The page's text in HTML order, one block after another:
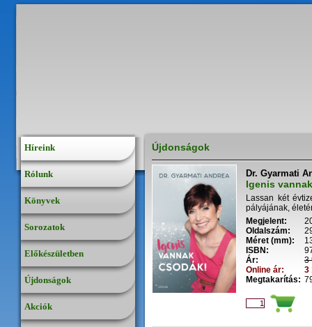
Híreink
Rólunk
Könyvek
Sorozatok
Előkészületben
Újdonságok
Akciók
Újdonságok
Dr. Gyarmati
Igenis
Lassan két
pályájának,
Megjelent:
Oldalszám:
Méret (mm):
ISBN:
Ár:
3
Online ár:
3
Megtakarítás: